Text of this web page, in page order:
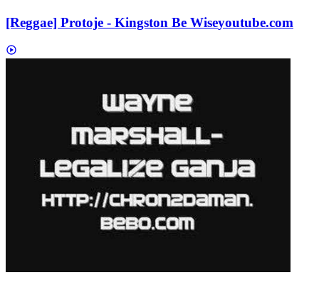
[Reggae] Protoje - Kingston Be Wiseyoutube.com